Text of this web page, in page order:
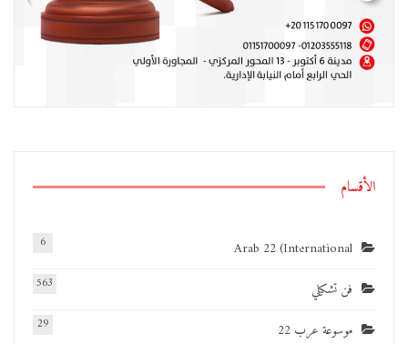
الأقسام
Arab 22 (International
6
فن تشكيلي 563
موسوعة عرب 22 29